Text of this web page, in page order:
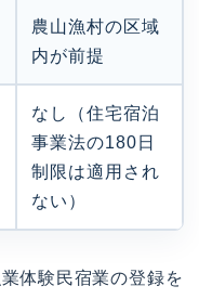
農山漁村の区域
内が前提
なし（住宅宿泊
事業法の180日
制限は適用され
ない）
体験民宿業の登録を